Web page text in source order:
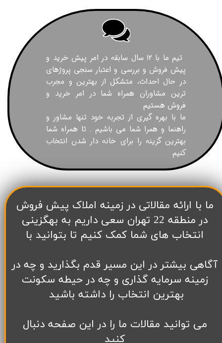
تیم ما با ۱۲ سال سابقه در امر پیش خرید و
پیش فروش و بررسی و اعتبار سنجی پروژهای
در حال احداث، متشکل از بهترین و مجرب
ترین مشاوران همراه شما در امر خرید و
فروش هستیم
ما با بهره گیری از تجربه خود تنها مشاور و
راهنما و همرا شما می باشیم . تا همراه شما
بهترین گزینه را برای خانه دار شدن انتخاب
کنیم
​ما با ارائه مقالاتی در زمینه املاک پیش فروش
در منطقه 22 تهران سعی داریم به بهگزینی
انتخاب های شما کمک کنیم تا بتوانید با
آگاهی بیشتر در این مسیر قدم بگذارید و چه در
زمینه سرمایه گذاری و چه در حیطه سکونت
بهترین انتخاب را داشته باشید
می توانید مقالات ما را در این صفحه دنبال
کنید